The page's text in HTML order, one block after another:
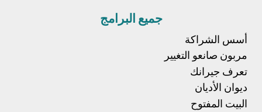
جميع البرامج
أسس الشراكة
مربون صانعو التغيير
تعرف جيرانك
ديوان الأديان
البيت المفتوح